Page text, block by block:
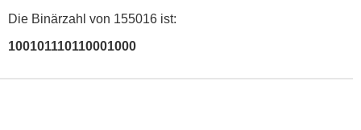
Die Binärzahl von 155016 ist:
100101110110001000